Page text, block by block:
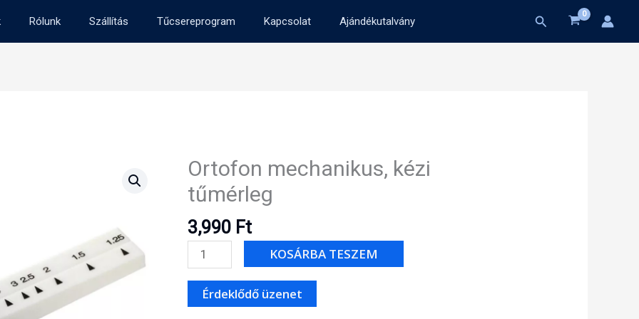
Rólunk Szállítás Tűcsereprogram Kapcsolat Ajándékutalvány Search
Ortofon mechanikus, kézi
tűmérleg
3,990 Ft
Ortofon
mechanikus,
kézi
tűmérleg
KOSÁRBA TESZEM